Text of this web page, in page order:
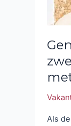
Als
Ibiza’s
villa’s
privé